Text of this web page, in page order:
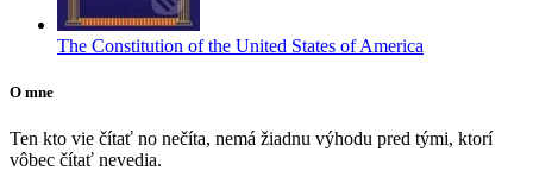
The Constitution of the United States of America
O mne
Ten kto vie čítať no nečíta, nemá žiadnu výhodu pred tými, ktorí
vôbec čítať nevedia.